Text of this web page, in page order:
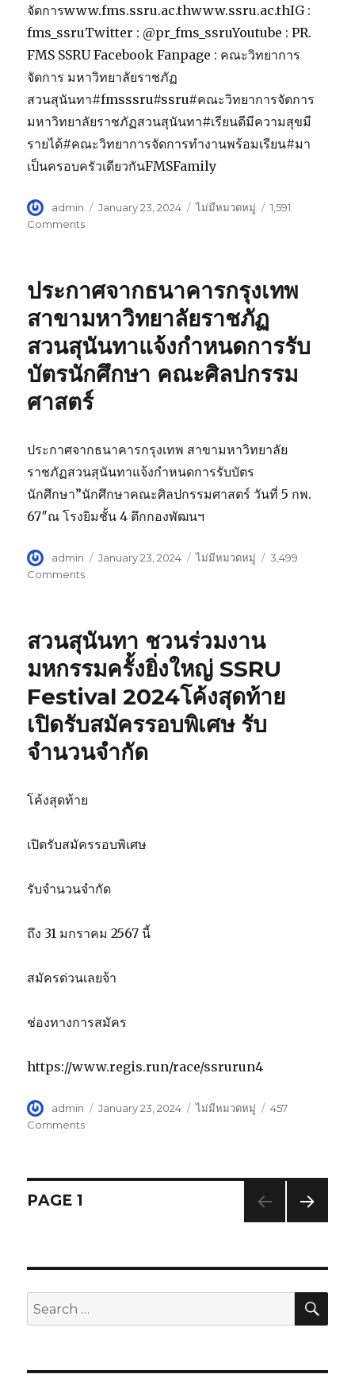
จัดการwww.fms.ssru.ac.thwww.ssru.ac.thIG :
fms_ssruTwitter : @pr_fms_ssruYoutube : PR.
FMS SSRU Facebook Fanpage : คณะวิทยาการ
จัดการ มหาวิทยาลัยราชภัฏ
สวนสุนันทา#fmsssru#ssru#คณะวิทยาการจัดการ
มหาวิทยาลัยราชภัฏสวนสุนันทา#เรียนดีมีความสุขมี
รายได้#คณะวิทยาการจัดการทำงานพร้อมเรียน#มา
เป็นครอบครัวเดียวกันFMSFamily
Author
admin
Posted
January 23, 2024 Categories
ไม่มีหมวดหมู่
1,591
Comments
จัดการ
ร่วม
อบรม
เชิง
ปฏิบัติ
การ
เรื่อง
SAR
ตาม
เกณฑ์
AUN-
QA
4.0
ประกาศจากธนาคารกรุงเทพ
สาขามหาวิทยาลัยราชภัฏ
สวนสุนันทาแจ้งกำหนดการรับ
บัตรนักศึกษา คณะศิลปกรรม
ศาสตร์
ประกาศจากธนาคารกรุงเทพ สาขามหาวิทยาลัย
ราชภัฏสวนสุนันทาแจ้งกำหนดการรับบัตร
นักศึกษา”นักศึกษาคณะศิลปกรรมศาสตร์ วันที่ 5 กพ.
67″ณ โรงยิมชั้น 4 ตึกกองพัฒนฯ
Author
admin
Posted
January 23, 2024 Categories
ไม่มีหมวดหมู่
3,499
Comments
กรุงเทพ
มหาวิทยาลัย
ราชภัฏ
สวนสุนันทา
แจ้ง
กำหนดการ
รับ
คณะ
ศาสตร์
สวนสุนันทา ชวนร่วมงาน
มหกรรมครั้งยิ่งใหญ่ SSRU
Festival 2024โค้งสุดท้าย
เปิดรับสมัครรอบพิเศษ รับ
จำนวนจำกัด
โค้งสุดท้าย
เปิดรับสมัครรอบพิเศษ
รับจำนวนจำกัด
ถึง 31 มกราคม 2567 นี้
สมัครด่วนเลยจ้า
ช่องทางการสมัคร
https://www.regis.run/race/ssrurun4
Author
admin
Posted
January 23, 2024 Categories
ไม่มีหมวดหมู่
457
Comments
Festival
สุดท้าย
Posts
PAGE 1
Search
for: